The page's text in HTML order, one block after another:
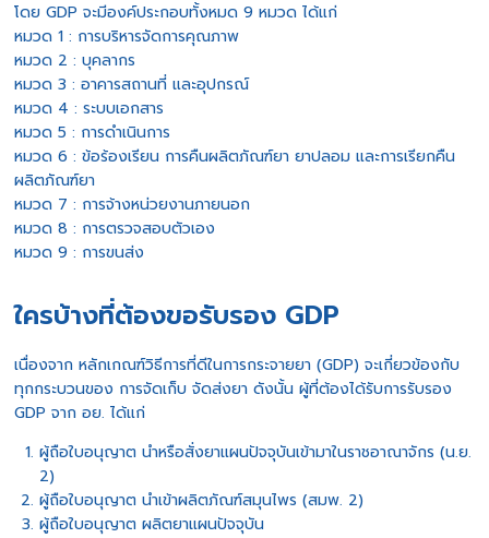
โดย GDP จะมีองค์ประกอบทั้งหมด 9 หมวด ได้แก่
หมวด 1 : การบริหารจัดการคุณภาพ
หมวด 2 : บุคลากร
หมวด 3 : อาคารสถานที่ และอุปกรณ์
หมวด 4 : ระบบเอกสาร
หมวด 5 : การดำเนินการ
หมวด 6 : ข้อร้องเรียน การคืนผลิตภัณฑ์ยา ยาปลอม และการเรียกคืน
ผลิตภัณฑ์ยา
หมวด 7 : การจ้างหน่วยงานภายนอก
หมวด 8 : การตรวจสอบตัวเอง
หมวด 9 : การขนส่ง
ใครบ้างที่ต้องขอรับรอง GDP
เนื่องจาก หลักเกณฑ์วิธีการที่ดีในการกระจายยา (GDP) จะเกี่ยวข้องกับ
ทุกกระบวนของ การจัดเก็บ จัดส่งยา ดังนั้น ผู้ที่ต้องได้รับการรับรอง
GDP จาก อย. ได้แก่
ผู้ถือใบอนุญาต นำหรือสั่งยาแผนปัจจุบันเข้ามาในราชอาณาจักร (น.ย.
2)
ผู้ถือใบอนุญาต นำเข้าผลิตภัณฑ์สมุนไพร (สมพ. 2)
ผู้ถือใบอนุญาต ผลิตยาแผนปัจจุบัน